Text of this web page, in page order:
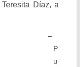
Díaz, a
–
P
u